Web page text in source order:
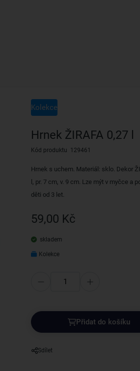
Kolekce
Hrnek ŽIRAFA 0,27 l
Kód produktu 129461
Hrnek s uchem. Materiál: sklo. Dekor
l, pr. 7 cm, v. 9 cm. Lze mýt v myčce a
děti od 3 let.
59,00 Kč
skladem
Kolekce
Přidat do košíku
Sdílet